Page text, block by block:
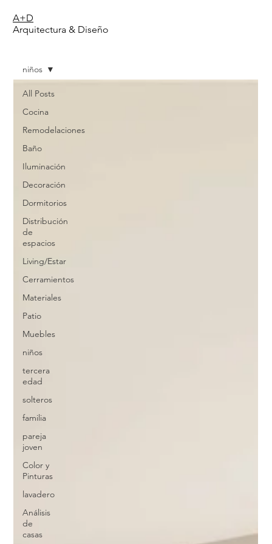
Arquitectura & Diseño
A+D
All Posts
Cocina
Remodelaciones
Baño
Iluminación
Decoración
Dormitorios
Distribución
de
espacios
Living/Estar
Cerramientos
Materiales
Patio
Muebles
niños
tercera
edad
solteros
familia
pareja
joven
Color y
Pinturas
lavadero
Análisis
de
casas
niños